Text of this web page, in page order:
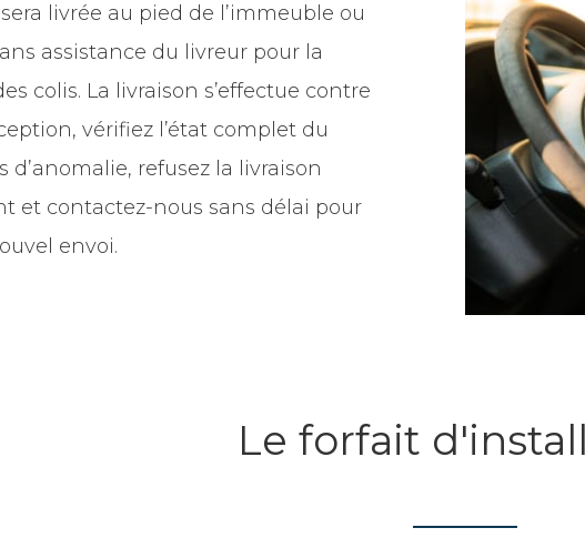
livrée au pied de l’immeuble ou
assistance du livreur pour la
colis. La livraison s’effectue contre
vérifiez l’état complet du
d’anomalie, refusez la livraison
et contactez-nous sans délai pour
envoi.
Le forfait